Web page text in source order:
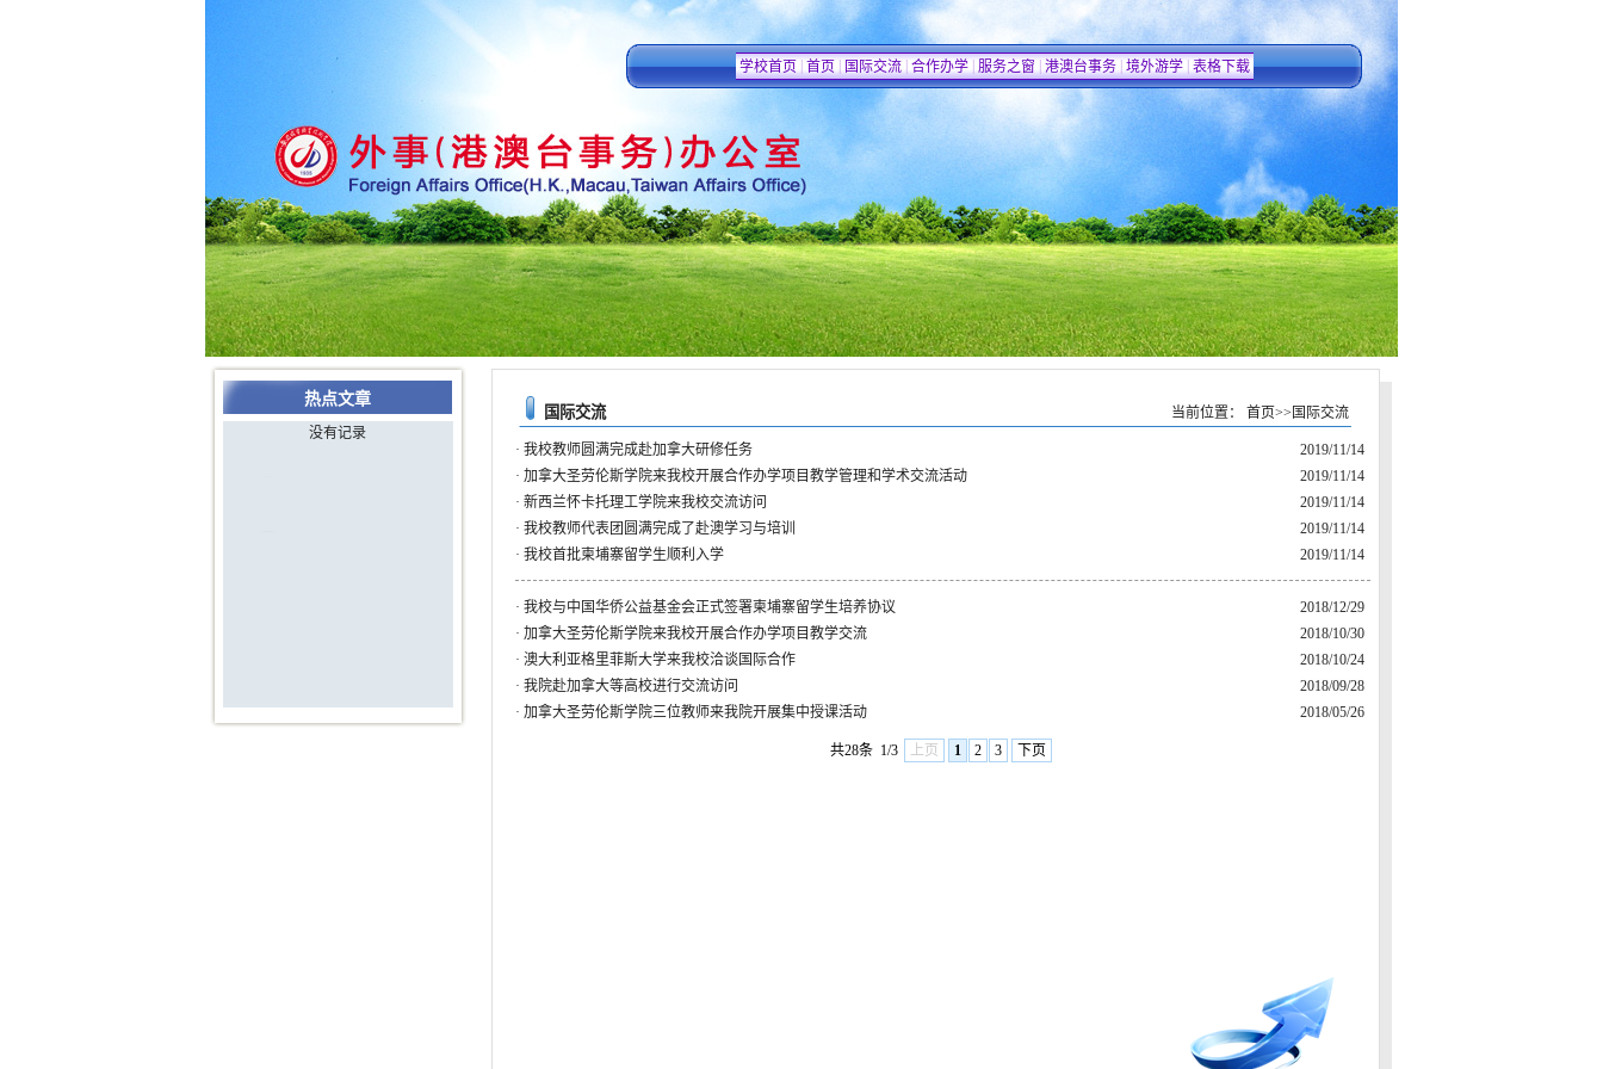
学校首页 首页 国际交流 合作办学 服务之窗 港澳台事务 境外游学 表格下载
热点文章
没有记录
国际交流 当前位置： 首页>> 国际交流
· 我校教师圆满完成赴加拿大研修任务
2019/11/14
· 加拿大圣劳伦斯学院来我校开展合作办学项目教学管理和学术交流活动
2019/11/14
· 新西兰怀卡托理工学院来我校交流访问
2019/11/14
· 我校教师代表团圆满完成了赴澳学习与培训
2019/11/14
· 我校首批柬埔寨留学生顺利入学 2019/11/14
· 我校与中国华侨公益基金会正式签署柬埔寨留学生培养协议
2018/12/29
· 加拿大圣劳伦斯学院来我校开展合作办学项目教学交流
2018/10/30
· 澳大利亚格里菲斯大学来我校洽谈国际合作
2018/10/24
· 我院赴加拿大等高校进行交流访问
2018/09/28
· 加拿大圣劳伦斯学院三位教师来我院开展集中授课活动 2018/05/26
共28条 1/3 上页 1 2 3 下页